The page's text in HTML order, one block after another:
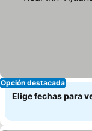
Opción destacada
Elige fechas para